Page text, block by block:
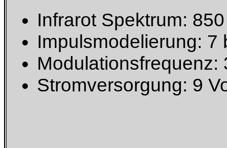
Infrarot Spektrum:
Impulsmodelierung: 7
Modulationsfrequenz:
Stromversorgung: 9